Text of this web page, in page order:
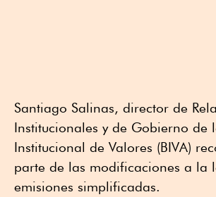
Santiago Salinas, director de
Institucionales y de Gobierno de
Institucional de Valores (BIVA)
parte de las modificaciones a la
emisiones simplificadas.